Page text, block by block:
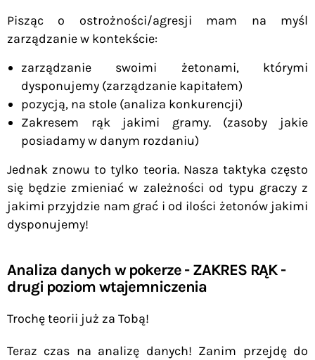
Pisząc o ostrożności/agresji mam na myśl
zarządzanie w kontekście:
zarządzanie swoimi żetonami, którymi
dysponujemy (zarządzanie kapitałem)
pozycją, na stole (analiza konkurencji)
Zakresem rąk jakimi gramy. (zasoby jakie
posiadamy w danym rozdaniu)
Jednak znowu to tylko teoria. Nasza taktyka często
się będzie zmieniać w zależności od typu graczy z
jakimi przyjdzie nam grać i od ilości żetonów jakimi
dysponujemy!
Analiza danych w pokerze - ZAKRES RĄK -
drugi poziom wtajemniczenia
Trochę teorii już za Tobą!
Teraz czas na analizę danych! Zanim przejdę do